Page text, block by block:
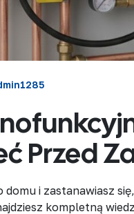
Przed
i zastanawiasz
kompletną